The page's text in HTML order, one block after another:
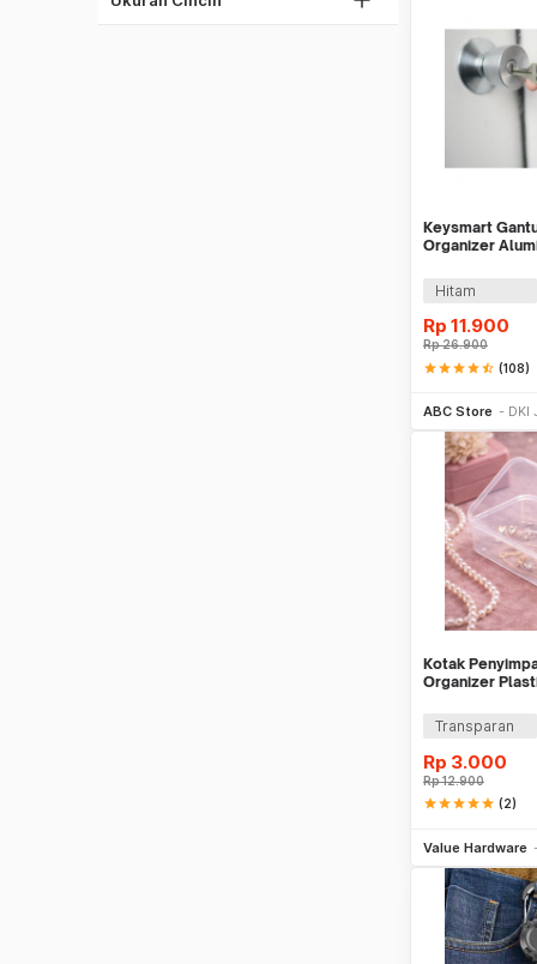
Keysmart
Organizer
Hitam
Rp 11.900
Rp26.900
starstarstarstarstar_half (108)
ABC Store DKI
Kotak
Organizer
Transparan
Rp 3.000
Rp12.900
starstarstarstarstar (2)
Value Hardware